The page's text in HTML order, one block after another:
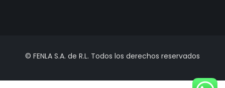
© FENLA S.A. de R.L. Todos los derechos reservados